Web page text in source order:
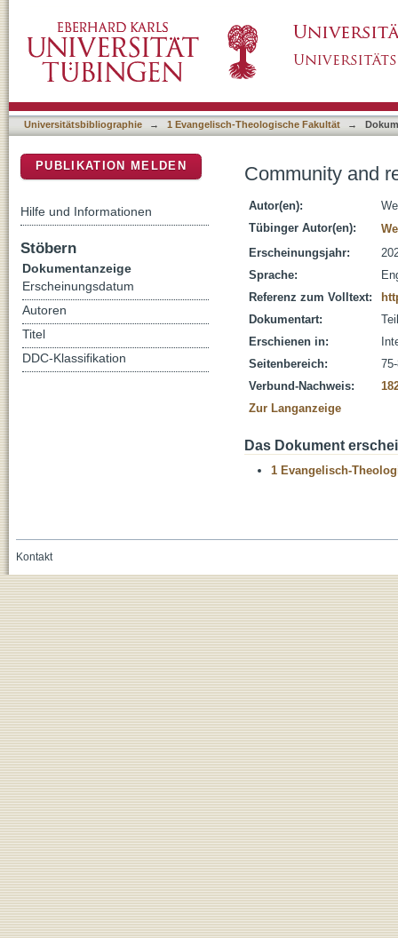
Universitätsbibliographie → 1 Evangelisch-Theologische Fakultät →
Community and
Autor(en):
Tübinger Autor(en):
Erscheinungsjahr:
Sprache:
Referenz zum Volltext:
Dokumentart:
Erschienen in:
Seitenbereich:
Verbund-Nachweis:
Zur Langanzeige
Das Dokument
1 Evangelisch-
PUBLIKATION MELDEN
Hilfe und Informationen
Stöbern
Dokumentanzeige
Erscheinungsdatum
Autoren
Titel
DDC-Klassifikation
Kontakt